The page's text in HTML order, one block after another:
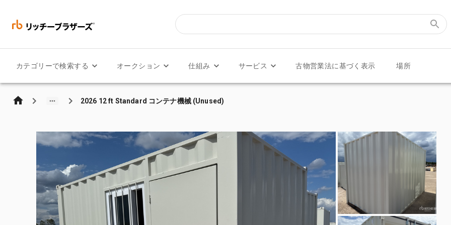
カテゴリーで検索する オークション 仕組み サービス 古物営業法に基づく表示 場所
2026 12 ft Standard コンテナ機械 (Unused)